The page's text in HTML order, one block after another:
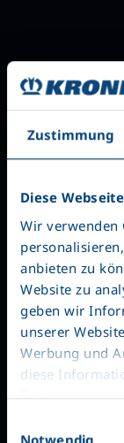
Zustimmung
Diese
Wir verwenden
anbieten zu
Website zu
geben wir
unserer
Werbung und
diese
Daten
gesammelt